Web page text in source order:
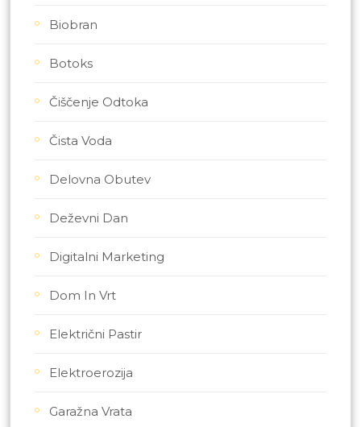
Biobran
Botoks
Čiščenje Odtoka
Čista Voda
Delovna Obutev
Deževni Dan
Digitalni Marketing
Dom In Vrt
Električni Pastir
Elektroerozija
Garažna Vrata